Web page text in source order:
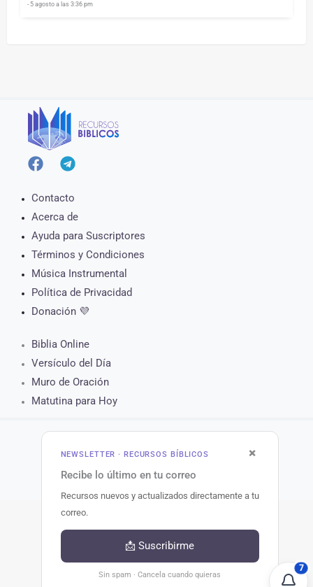
- 5 agosto a las 3:36 pm
×
NEWSLETTER · RECURSOS BÍBLICOS
Recibe lo último en tu correo
Recursos nuevos y actualizados directamente a tu
correo.
📩 Suscribirme
Sin spam · Cancela cuando quieras
Contacto
Acerca de
Ayuda para Suscriptores
Términos y Condiciones
Música Instrumental
Política de Privacidad
Donación 💜
Biblia Online
Versículo del Día
Muro de Oración
Matutina para Hoy
Copyright © 2026 Recursos Bíblicos.
7